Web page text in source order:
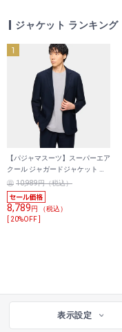
ジャケット ランキング
【パジャマスーツ】スーパーエア
クール ジャガードジャケット 紺
セットアップ着用可
10,989円（税込）
8,789円 （税込）
[ 20%OFF ]
表示設定